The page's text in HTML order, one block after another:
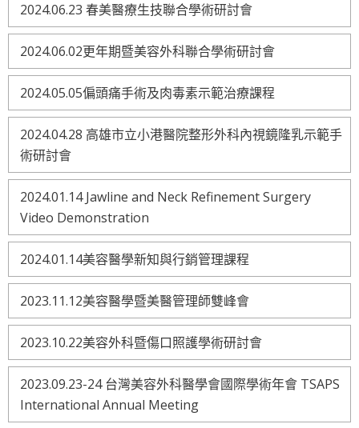
2024.06.23 春美醫療生技聯合學術研討會
2024.06.02更年期暨美容外科聯合學術研討會
2024.05.05偏頭痛手術及肉毒素示範治療課程
2024.04.28 高雄市立小港醫院整形外科內視鏡隆乳示範手
術研討會
2024.01.14 Jawline and Neck Refinement Surgery
Video Demonstration
2024.01.14美容醫學新知與行銷管理課程
2023.11.12美容醫學暨美醫管理師雙峰會
2023.10.22美容外科暨傷口照護學術研討會
2023.09.23-24 台灣美容外科醫學會國際學術年會 TSAPS
International Annual Meeting